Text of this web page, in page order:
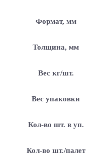
Формат, мм
Толщина, мм
Вес кг/шт.
Вес упаковки
Кол-во шт. в уп.
Кол-во шт./палет